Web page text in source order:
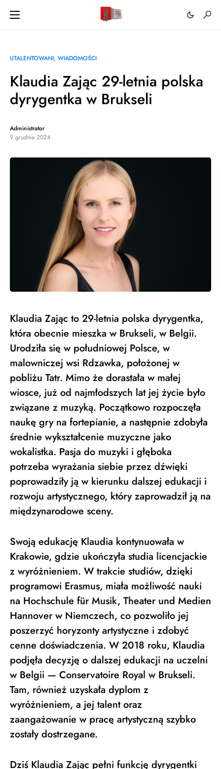
UTALENTOWANI WIADOMOŚCI
Klaudia Zając 29-letnia polska
dyrygentka w Brukseli
Administrator
9 grudnia 2024
Klaudia Zając to 29-letnia polska dyrygentka,
która obecnie mieszka w Brukseli, w Belgii.
Urodziła się w południowej Polsce, w
malowniczej wsi Rdzawka, położonej w
pobliżu Tatr. Mimo że dorastała w małej
wiosce, już od najmłodszych lat jej życie było
związane z muzyką. Początkowo rozpoczęła
naukę gry na fortepianie, a następnie zdobyła
średnie wykształcenie muzyczne jako
wokalistka. Pasja do muzyki i głęboka
potrzeba wyrażania siebie przez dźwięki
poprowadziły ją w kierunku dalszej edukacji i
rozwoju artystycznego, który zaprowadził ją na
międzynarodowe sceny.
Swoją edukację Klaudia kontynuowała w
Krakowie, gdzie ukończyła studia licencjackie
z wyróżnieniem. W trakcie studiów, dzięki
programowi Erasmus, miała możliwość nauki
na Hochschule für Musik, Theater und Medien
Hannover w Niemczech, co pozwoliło jej
poszerzyć horyzonty artystyczne i zdobyć
cenne doświadczenia. W 2018 roku, Klaudia
podjęła decyzję o dalszej edukacji na uczelni
w Belgii — Conservatoire Royal w Brukseli.
Tam, również uzyskała dyplom z
wyróżnieniem, a jej talent oraz
zaangażowanie w pracę artystyczną szybko
zostały dostrzegane.
Dziś Klaudia Zając pełni funkcję dyrygentki